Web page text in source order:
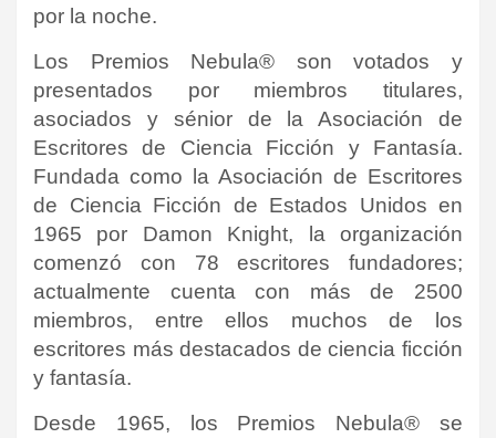
por la noche.
Los Premios Nebula® son votados y
presentados por miembros titulares,
asociados y sénior de la Asociación de
Escritores de Ciencia Ficción y Fantasía.
Fundada como la Asociación de Escritores
de Ciencia Ficción de Estados Unidos en
1965 por Damon Knight, la organización
comenzó con 78 escritores fundadores;
actualmente cuenta con más de 2500
miembros, entre ellos muchos de los
escritores más destacados de ciencia ficción
y fantasía.
Desde 1965, los Premios Nebula® se